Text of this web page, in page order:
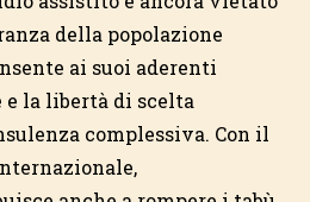
della popolazione
ai suoi aderenti
e la libertà di scelta
complessiva. Con il